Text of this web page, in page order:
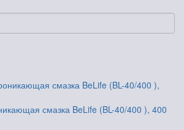
смазка BeLife (BL-40/400 ), 400